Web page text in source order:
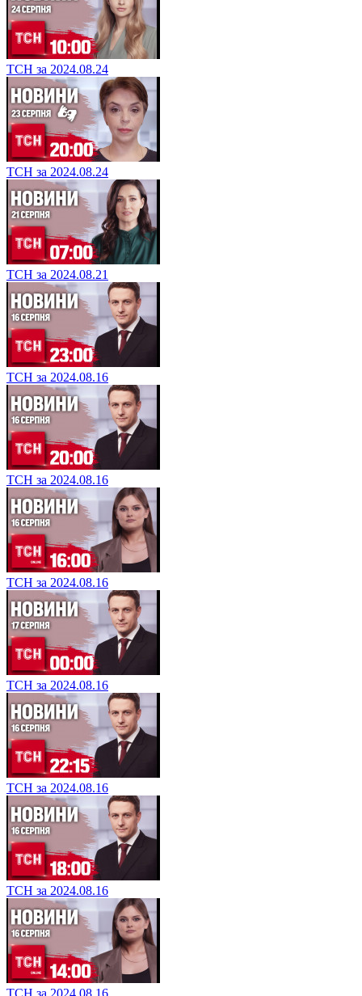
ТСН за 2024.08.24
ТСН за 2024.08.24
ТСН за 2024.08.21
ТСН за 2024.08.16
ТСН за 2024.08.16
ТСН за 2024.08.16
ТСН за 2024.08.16
ТСН за 2024.08.16
ТСН за 2024.08.16
ТСН за 2024.08.16